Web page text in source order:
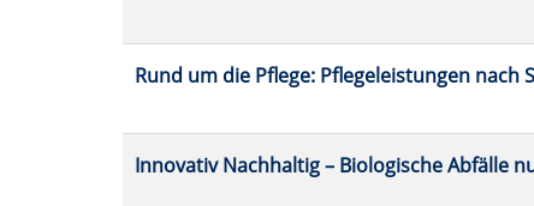
Rund um die Pflege: Pflegeleistungen nach
Innovativ Nachhaltig – Biologische Abfälle